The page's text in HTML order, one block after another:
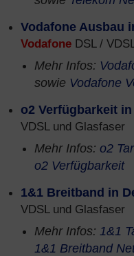
Vodafone Ausbau
Vodafone DSL /
Mehr Infos:
sowie Vodafone
o2 Verfügbarkeit
VDSL und Glasfaser
Mehr Infos: o2
o2 Verfügbarkeit
1&1 Breitband in
VDSL und Glasfaser
Mehr Infos: 1&1
1&1 Breitband